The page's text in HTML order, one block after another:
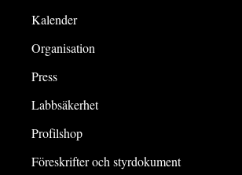
Kalender
Organisation
Press
Labbsäkerhet
Profilshop
Föreskrifter och styrdokument